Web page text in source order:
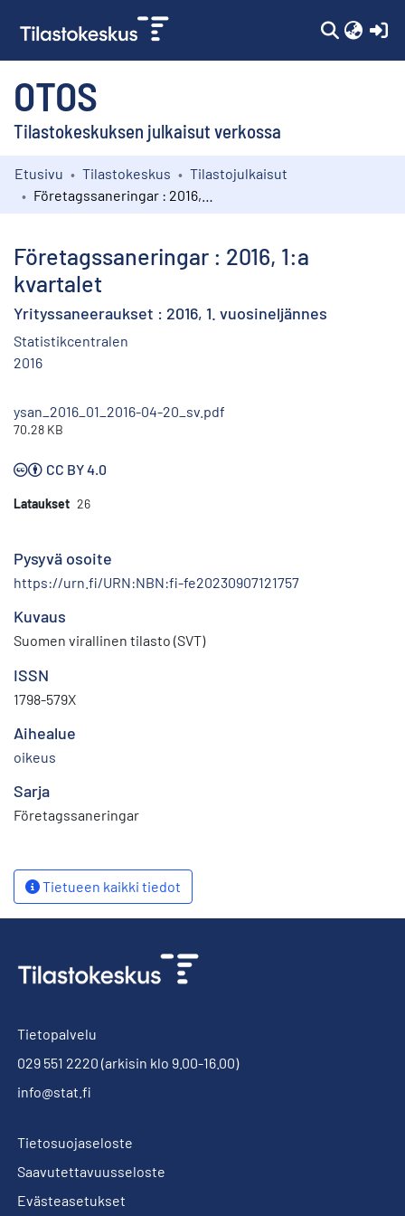
OTOS
Tilastokeskuksen julkaisut verkossa
Kokoelmat
Etusivu Tilastokeskus
Tilastojulkaisut
Företagssaneringar : 2016, 1:a
kvartalet
Yrityssaneeraukset : 2016, 1. vuosineljännes
Statistikcentralen
2016
ysan_2016_01_2016-04-20_sv.pdf
70.28 KB
CC BY 4.0
Lataukset 26
Pysyvä osoite
https://urn.fi/URN:NBN:fi-fe20230907121757
Kuvaus
Suomen virallinen tilasto (SVT)
ISSN
1798-579X
Aihealue
oikeus
Sarja
Företagssaneringar
Tietueen kaikki tiedot
Tietopalvelu
029 551 2220 (arkisin klo 9.00-16.00)
info@stat.fi
Tietosuojaseloste
Saavutettavuusseloste
Evästeasetukset